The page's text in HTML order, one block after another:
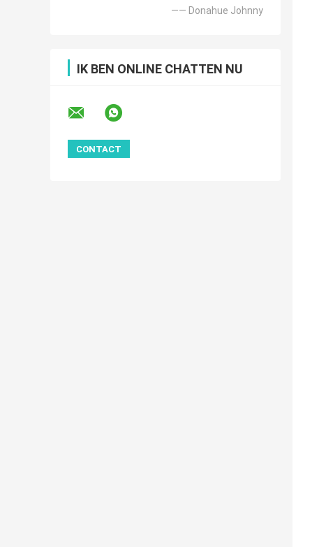
—— Donahue Johnny
IK BEN ONLINE CHATTEN NU